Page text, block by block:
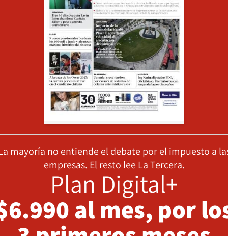
mayoría no entiende el debate por el impuesto a
empresas. El resto lee La Tercera.
Plan Digital+
al mes, por